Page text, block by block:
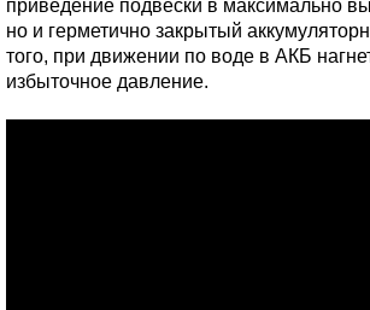
приведение подвески в максимально
но и герметично закрытый
того, при движении по воде в АКБ
избыточное давление.